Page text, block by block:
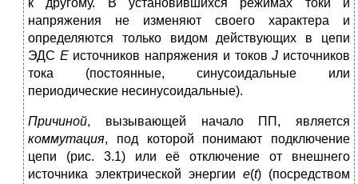
к другому. В установившихся режимах токи и
напряжения не изменяют своего характера и
определяются только видом действующих в цепи
ЭДС Еисточников напряжения и токовJ источников
тока (постоянные, синусоидальные или
периодические несинусоидальные).
Причиной, вызывающей начало ПП, является
коммутация, под которой понимают подключение
цепи (рис. 3.1) или её отключение от внешнего
источника электрической энергии e(t) (посредством